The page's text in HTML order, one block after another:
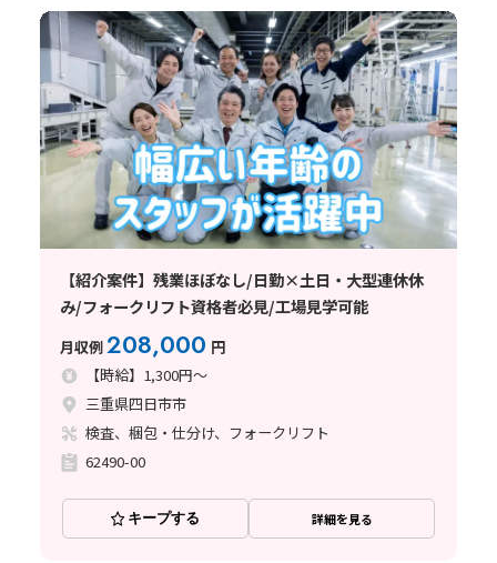
【紹介案件】残業ほぼなし/日勤×土日・大型連休休
み/フォークリフト資格者必見/工場見学可能
月収例208,000 円
【時給】1,300円～
三重県四日市市
検査、梱包・仕分け、フォークリフト
62490-00
キープする 詳細を見る